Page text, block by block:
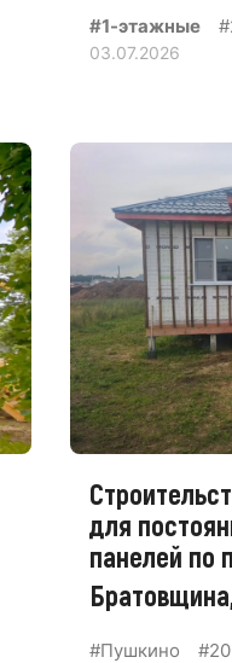
#1-этажные
03.07.2026
для
панелей по
#Пушкино